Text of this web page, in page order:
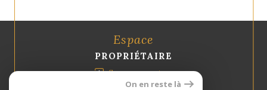
Espace
PROPRIÉTAIRE
Se connecter
On en reste là